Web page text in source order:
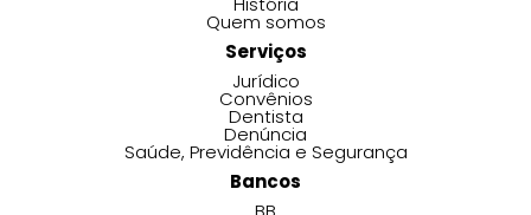
Quem somos
Serviços
Jurídico
Convênios
Dentista
Denúncia
Saúde, Previdência e Segurança
Bancos